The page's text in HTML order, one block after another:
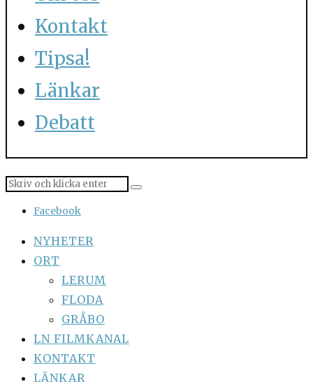
Kontakt
Tipsa!
Länkar
Debatt
Facebook
NYHETER
ORT
LERUM
FLODA
GRÅBO
LN FILMKANAL
KONTAKT
LÄNKAR